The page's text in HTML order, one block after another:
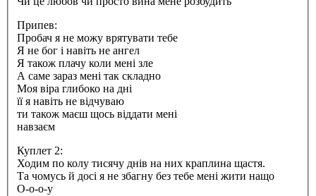
Припев:
Пробач я не можу врятувати тебе
Я не бог і навіть не ангел
Я також плачу коли мені зле
А саме зараз мені так складно
Моя віра глибоко на дні
її я навіть не відчуваю
ти також маєш щось віддати мені
навзаєм
Куплет 2:
Ходим по колу тисячу днів на них краплина щастя.
Та чомусь й досі я не збагну без тебе мені жити нащо
О-о-о-у